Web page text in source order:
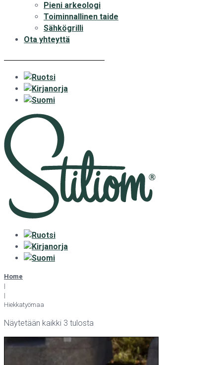
Pieni arkeologi
Toiminnallinen taide
Sähkögrilli
Ota yhteyttä
Home
|
|
Hiekkatyömaa
Näytetään kaikki 3 tulosta